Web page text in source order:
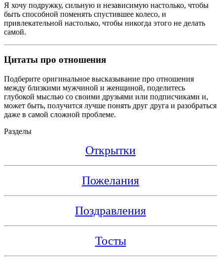
Я хочу подружку, сильную и независимую настолько, чтобы
быть способной поменять спустившее колесо, и
привлекательной настолько, чтобы никогда этого не делать
самой.
Цитаты про отношения
Подберите оригинальное высказывание про отношения
между близкими мужчиной и женщиной, поделитесь
глубокой мыслью со своими друзьями или подписчиками и,
может быть, получится лучше понять друг друга и разобраться
даже в самой сложной проблеме.
Разделы
Открытки
Пожелания
Поздравления
Тосты